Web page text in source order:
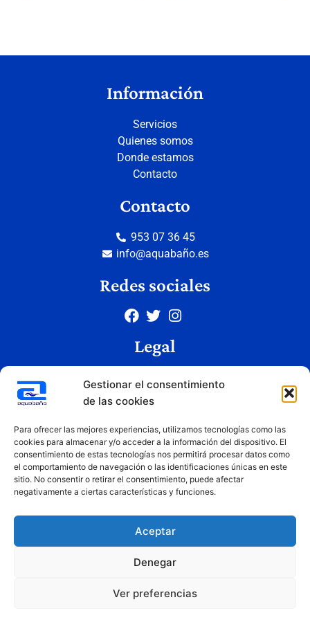
Gestionar el consentimiento
de las cookies
Para ofrecer las mejores experiencias, utilizamos tecnologías como las
cookies para almacenar y/o acceder a la información del dispositivo. El
consentimiento de estas tecnologías nos permitirá procesar datos como
el comportamiento de navegación o las identificaciones únicas en este
sitio. No consentir o retirar el consentimiento, puede afectar
negativamente a ciertas características y funciones.
Aceptar
Denegar
Ver preferencias
Información
Servicios
Quienes somos
Donde estamos
Contacto
Contacto
953 07 36 45
info@aquabaño.es
Redes sociales
Legal
Política de privacidad
Condiciones de uso
Copyright © 2026 Aquabaño | Todos los derechos reservados
Diseñado porInnovation Studio
Financiado por la Unión Europea – NextGenerationEU. Sin embargo, los puntos de vista y las